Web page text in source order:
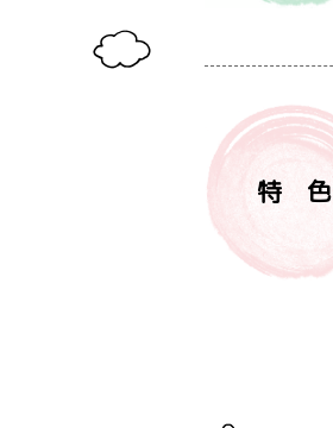
特 色